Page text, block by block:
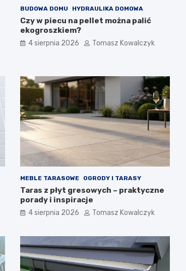
BUDOWA DOMU HYDRAULIKA DOMOWA
Czy w piecu na pellet można palić
ekogroszkiem?
4 sierpnia 2026 Tomasz Kowalczyk
MEBLE TARASOWE OGRODY I TARASY
Taras z płyt gresowych – praktyczne
porady i inspiracje
4 sierpnia 2026 Tomasz Kowalczyk